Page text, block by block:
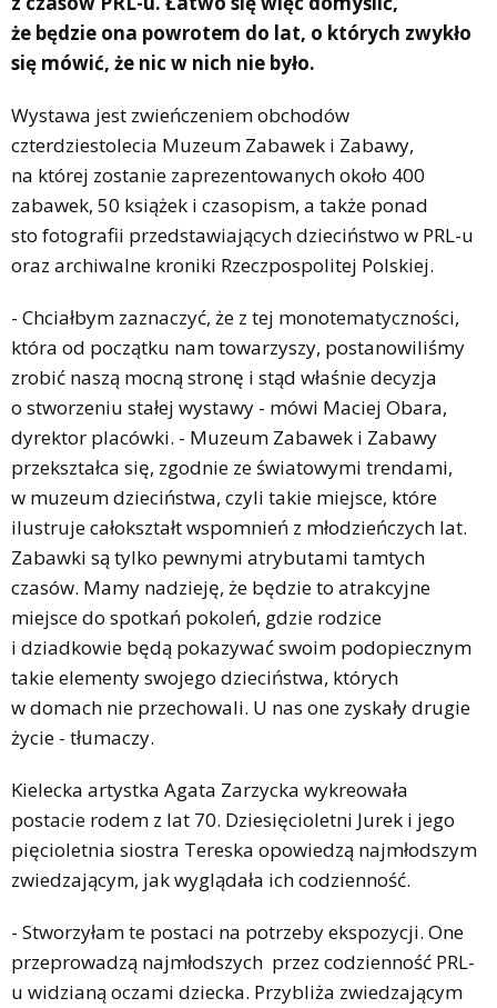
że będzie ona powrotem do lat, o których zwykło
się mówić, że nic w nich nie było.
Wystawa jest zwieńczeniem obchodów
czterdziestolecia Muzeum Zabawek i Zabawy,
na której zostanie zaprezentowanych około 400
zabawek, 50 książek i czasopism, a także ponad
sto fotografii przedstawiających dzieciństwo w PRL-u
oraz archiwalne kroniki Rzeczpospolitej Polskiej.
- Chciałbym zaznaczyć, że z tej monotematyczności,
która od początku nam towarzyszy, postanowiliśmy
zrobić naszą mocną stronę i stąd właśnie decyzja
o stworzeniu stałej wystawy - mówi Maciej Obara,
dyrektor placówki. - Muzeum Zabawek i Zabawy
przekształca się, zgodnie ze światowymi trendami,
w muzeum dzieciństwa, czyli takie miejsce, które
ilustruje całokształt wspomnień z młodzieńczych lat.
Zabawki są tylko pewnymi atrybutami tamtych
czasów. Mamy nadzieję, że będzie to atrakcyjne
miejsce do spotkań pokoleń, gdzie rodzice
i dziadkowie będą pokazywać swoim podopiecznym
takie elementy swojego dzieciństwa, których
w domach nie przechowali. U nas one zyskały drugie
życie - tłumaczy.
Kielecka artystka Agata Zarzycka wykreowała
postacie rodem z lat 70. Dziesięcioletni Jurek i jego
pięcioletnia siostra Tereska opowiedzą najmłodszym
zwiedzającym, jak wyglądała ich codzienność.
- Stworzyłam te postaci na potrzeby ekspozycji. One
przeprowadzą najmłodszych przez codzienność PRL-
u widzianą oczami dziecka. Przybliża zwiedzającym